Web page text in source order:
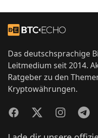
Zur Startseite
Das deutschsprachige
Leitmedium seit 2014.
Ratgeber zu den
Kryptowährungen.
FacebookTwitterInstagram